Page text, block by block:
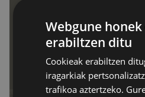
Webgune
erabiltzen ditu
Cookieak erabiltzen
iragarkiak
trafikoa aztertzeko.